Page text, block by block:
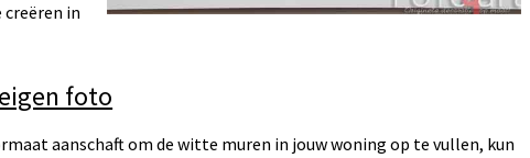
in
foto
aanschaft om de witte muren in jouw woning op te vullen, kun